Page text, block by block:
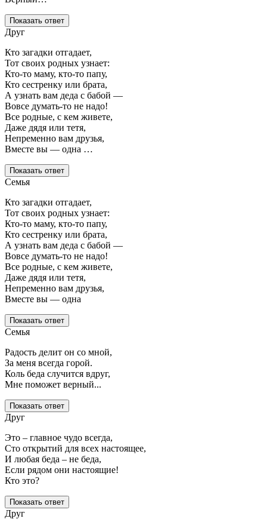
Показать ответ
Друг
Кто загадки отгадает,
Тот своих родных узнает:
Кто-то маму, кто-то папу,
Кто сестренку или брата,
А узнать вам деда с бабой —
Вовсе думать-то не надо!
Все родные, с кем живете,
Даже дядя или тетя,
Непременно вам друзья,
Вместе вы — одна …
Показать ответ
Семья
Кто загадки отгадает,
Тот своих родных узнает:
Кто-то маму, кто-то папу,
Кто сестренку или брата,
А узнать вам деда с бабой —
Вовсе думать-то не надо!
Все родные, с кем живете,
Даже дядя или тетя,
Непременно вам друзья,
Вместе вы — одна
Показать ответ
Семья
Радость делит он со мной,
За меня всегда горой.
Коль беда случится вдруг,
Мне поможет верный...
Показать ответ
Друг
Это – главное чудо всегда,
Сто открытий для всех настоящее,
И любая беда – не беда,
Если рядом они настоящие!
Кто это?
Показать ответ
Друг